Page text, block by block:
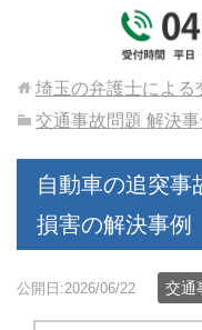
埼玉の弁護士による
交通事故問題 解決事
自動車の追突事
損害の解決事例
公開日:2026/06/22 交通